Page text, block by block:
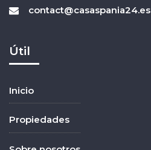
contact@casaspania24.es
Útil
Inicio
Propiedades